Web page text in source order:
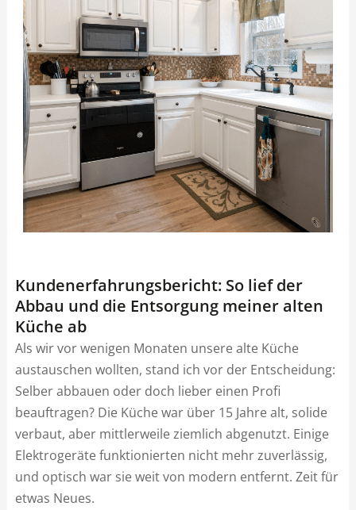
Kundenerfahrungsbericht: So lief der
Abbau und die Entsorgung meiner alten
Küche ab
Als wir vor wenigen Monaten unsere alte Küche
austauschen wollten, stand ich vor der Entscheidung:
Selber abbauen oder doch lieber einen Profi
beauftragen? Die Küche war über 15 Jahre alt, solide
verbaut, aber mittlerweile ziemlich abgenutzt. Einige
Elektrogeräte funktionierten nicht mehr zuverlässig,
und optisch war sie weit von modern entfernt. Zeit für
etwas Neues.